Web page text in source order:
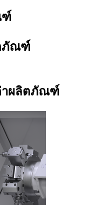
ฑ์
ภัณฑ์
าผลิตภัณฑ์